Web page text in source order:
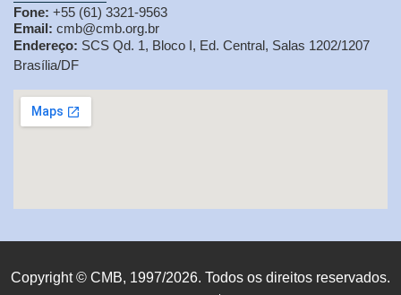
Fone: +55 (61) 3321-9563
Email: cmb@cmb.org.br
Endereço: SCS Qd. 1, Bloco I, Ed. Central, Salas 1202/1207
Brasília/DF
Copyright © CMB, 1997/2026. Todos os direitos reservados.